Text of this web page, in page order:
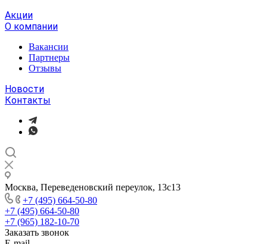
Акции
О компании
Вакансии
Партнеры
Отзывы
Новости
Контакты
Москва, Переведеновский переулок, 13с13
+7 (495) 664-50-80
+7 (495) 664-50-80
+7 (965) 182-10-70
Заказать звонок